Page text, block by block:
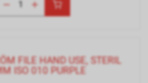
FILE HAND USE, STERIL
ISO 010 PURPLE